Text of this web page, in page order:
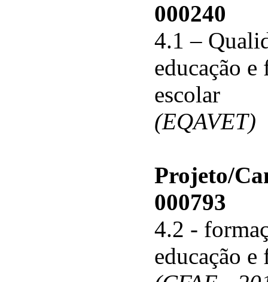
000240
4.1 –
educação e
escolar
(EQAVET)
Projeto/
000793
4.2 -
educação e